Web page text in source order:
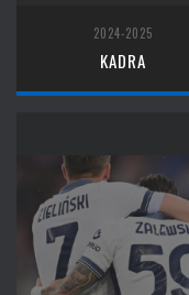
2024-2025
KADRA